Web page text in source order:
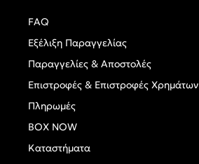
FAQ
Εξέλιξη Παραγγελίας
Παραγγελίες & Αποστολές
Επιστροφές & Επιστροφές Χρημάτων
Πληρωμές
BOX NOW
Καταστήματα